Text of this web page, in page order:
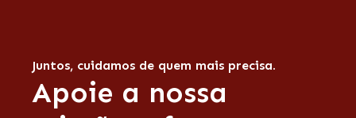
Apoie a nossa
Juntos, cuidamos de quem mais precisa.